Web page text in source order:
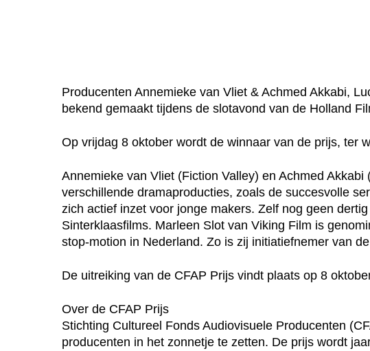
Producenten Annemieke van Vliet & Achmed Akkabi,
bekend gemaakt tijdens de slotavond van de Holland
Op vrijdag 8 oktober wordt de winnaar van de prijs, ter
Annemieke van Vliet (Fiction Valley) en Achmed
verschillende dramaproducties, zoals de succesvolle
zich actief inzet voor jonge makers. Zelf nog geen
Sinterklaasfilms. Marleen Slot van Viking Film is
stop-motion in Nederland. Zo is zij initiatiefnemer van
De uitreiking van de CFAP Prijs vindt plaats op 8
Over de CFAP Prijs
Stichting Cultureel Fonds Audiovisuele Producenten
producenten in het zonnetje te zetten. De prijs wordt